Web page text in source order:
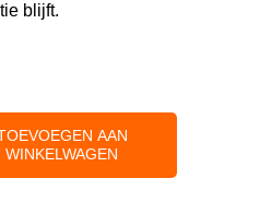
blijft.
AAN
WINKELWAGEN